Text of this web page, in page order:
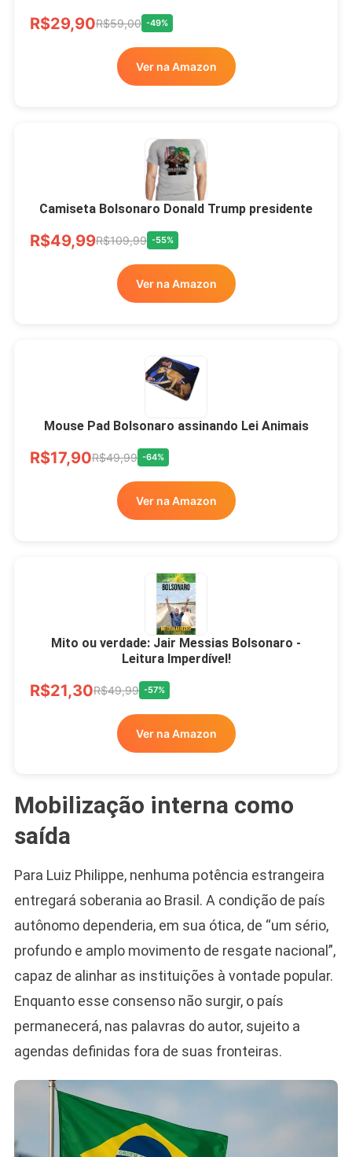
R$33,00
Ver no MERCADO
LIVRE
R$29,90R$59,00 -49%
Ver na Amazon
Camiseta Bolsonaro Donald Trump presidente
R$49,99R$109,99 -55%
Ver na Amazon
Mouse Pad Bolsonaro assinando Lei Animais
R$17,90R$49,99 -64%
Ver na Amazon
Mito ou verdade: Jair Messias Bolsonaro -
Leitura Imperdível!
R$21,30R$49,99 -57%
Ver na Amazon
Mobilização interna como
saída
Para Luiz Philippe, nenhuma potência estrangeira
entregará soberania ao Brasil. A condição de país
autônomo dependeria, em sua ótica, de “um sério,
profundo e amplo movimento de resgate nacional”,
capaz de alinhar as instituições à vontade popular.
Enquanto esse consenso não surgir, o país
permanecerá, nas palavras do autor, sujeito a
agendas definidas fora de suas fronteiras.